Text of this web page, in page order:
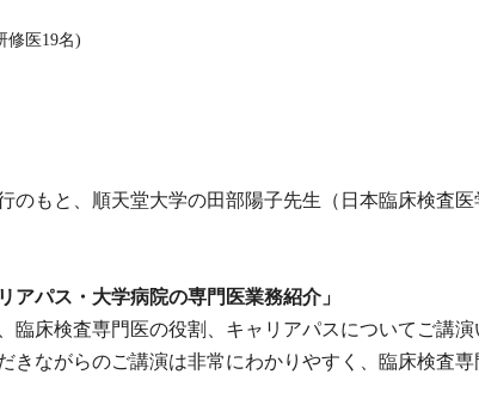
修医19名)
のもと、順天堂大学の田部陽子先生（日本臨床検査
アパス・大学病院の専門医業務紹介」
臨床検査専門医の役割、キャリアパスについてご講
きながらのご講演は非常にわかりやすく、臨床検査